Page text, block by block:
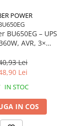
POWER
BU650EG – UPS
AVR, 3×
WaveLei
Lei
IN STOC
IN COS